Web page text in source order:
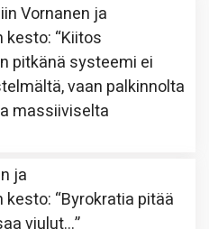
Vornanen ja
kesto: “Kiitos
pitkänä systeemi ei
vaan palkinnolta
massiiviselta
ja
kesto: “Byrokratia pitää
viulut…”